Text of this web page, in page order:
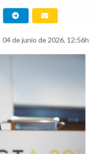
04 de junio de 2026, 12:56h